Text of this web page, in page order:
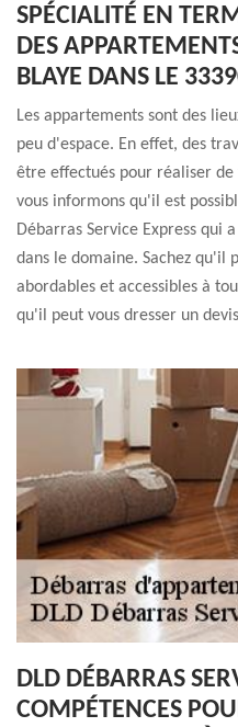
SPÉCIALITÉ EN
DES
BLAYE DANS LE
Les appartements sont des
peu d'espace. En effet, des
être effectués pour réaliser
vous informons qu'il est
Débarras Service Express qui
dans le domaine. Sachez qu'il
abordables et accessibles à
qu'il peut vous dresser un
DLD DÉBARRAS
COMPÉTENCES